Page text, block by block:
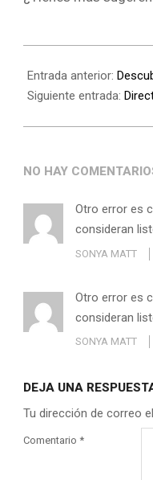
Entrada anterior:
Siguiente entrada:
NO HAY
Otro error es
consideran
SONYA MATT
Otro error es
consideran
SONYA MATT
DEJA UNA
Tu dirección de correo
Comentario *